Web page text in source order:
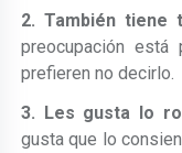
2. También tiene
preocupación
prefieren no decirlo.
3. Les gusta lo
gusta que lo